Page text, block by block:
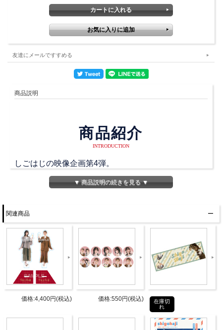
友達にメールですすめる
商品説明
商品紹介
INTRODUCTION
しごはじの映像企画第4弾。
休みができた2人が、ゆったり秩父＆長瀞旅行。
って、
いろいろな写真を撮影して「旅の思い出写真アルバ
ム」を作っていきます。
DETAIL
▼ 商品説明の続きを見る ▼
関連商品
価格:4,400円(税込) 価格:550円(税込)
在庫切
れ